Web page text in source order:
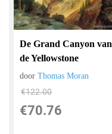
De Grand Canyon van
de Yellowstone
doorThomas Moran
€122.00
€70.76